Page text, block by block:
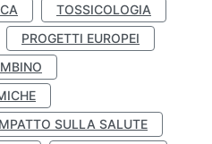
TOSSICOLOGIA
PROGETTI EUROPEI
SULLA SALUTE